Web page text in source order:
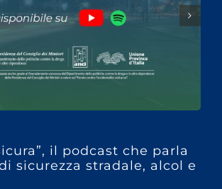
il podcast che parla
sicurezza stradale, alcol e